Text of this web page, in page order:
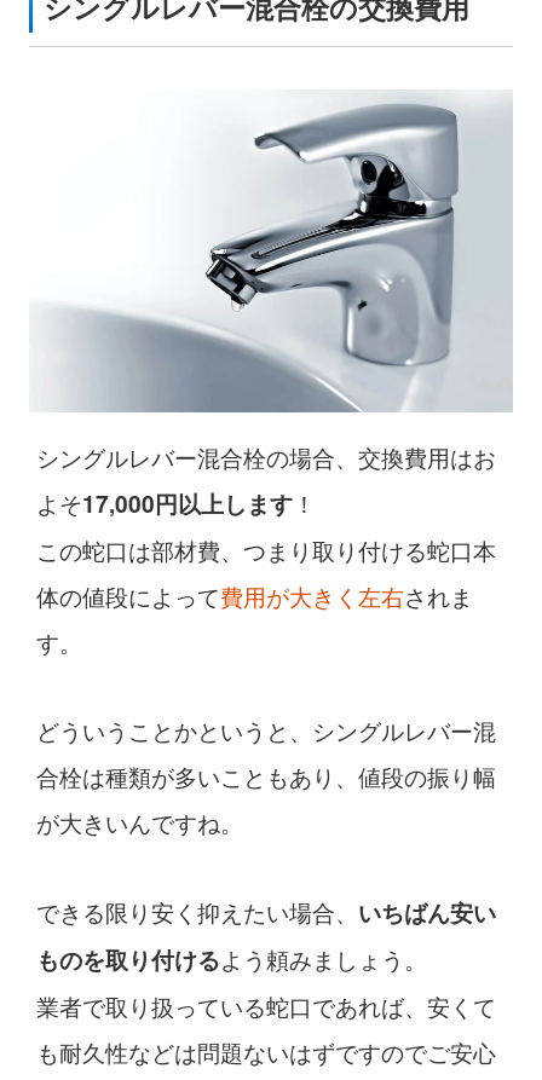
シングルレバー混合栓の場合、交換費用はお
よそ17,000円以上します！
この蛇口は部材費、つまり取り付ける蛇口本
体の値段によって費用が大きく左右されま
す。
どういうことかというと、シングルレバー混
合栓は種類が多いこともあり、値段の振り幅
が大きいんですね。
できる限り安く抑えたい場合、 いちばん安い
ものを取り付けるよう頼みましょう。
業者で取り扱っている蛇口であれば、安くて
も耐久性などは問題ないはずですのでご安心